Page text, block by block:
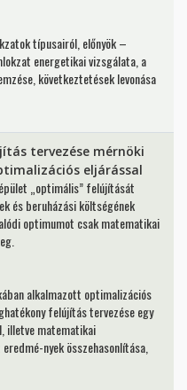
típusairól, előnyök –
energetikai vizsgálata, a
következtetések levonása
tervezése mérnöki
eljárással
„optimális” felújítását
és beruházási költségének
optimumot csak matematikai
alkalmazott optimalizációs
felújítás tervezése egy
illetve matematikai
nyek összehasonlítása,